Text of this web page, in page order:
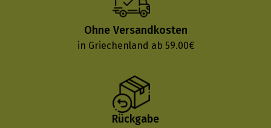
Ohne Versandkosten
in Griechenland ab 59.00€
Rückgabe